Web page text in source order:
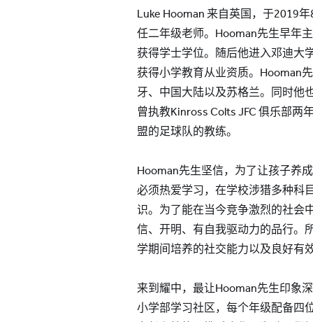
Luke Hooman 来自英国，于2019
任二年级老师。Hooman先生早年
获得学士学位。随后他进入邓迪大
获得小学教育从业资质。Hooman
牙、中国大陆以及苏格兰。同时他
曾执教Kinross Colts JFC 俱乐部两
盟的足球队的教练。
Hooman先生坚信，为了让孩子养
必须热爱学习，在学校涉猎多种科
识。为了能在当今竞争激烈的社会
信、开明、有自我驱动力的品行。
学期间培养的社交能力以及良好有
来到耀中，最让Hooman先生印象
小学部学习社区，每个年级配备四